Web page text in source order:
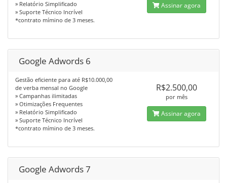
» Relatório Simplificado
» Suporte Técnico Incrível
*contrato mímino de 3 meses.
Assinar agora
Google Adwords 6
Gestão eficiente para até R$10.000,00
de verba mensal no Google
» Campanhas ilimitadas
» Otimizações Frequentes
» Relatório Simplificado
» Suporte Técnico Incrível
*contrato mímino de 3 meses.
R$2.500,00
por mês
Assinar agora
Google Adwords 7